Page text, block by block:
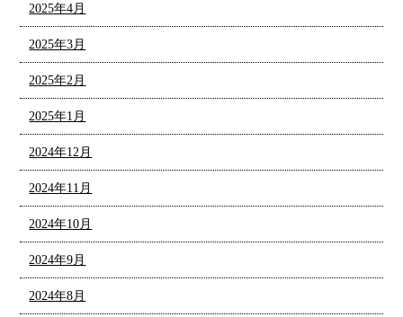
2025年4月
2025年3月
2025年2月
2025年1月
2024年12月
2024年11月
2024年10月
2024年9月
2024年8月